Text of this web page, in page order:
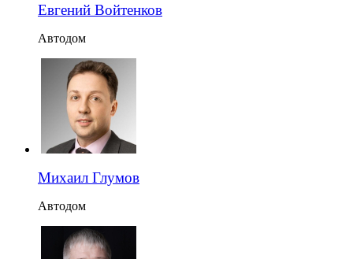
Евгений Войтенков
Автодом
Михаил Глумов
Автодом